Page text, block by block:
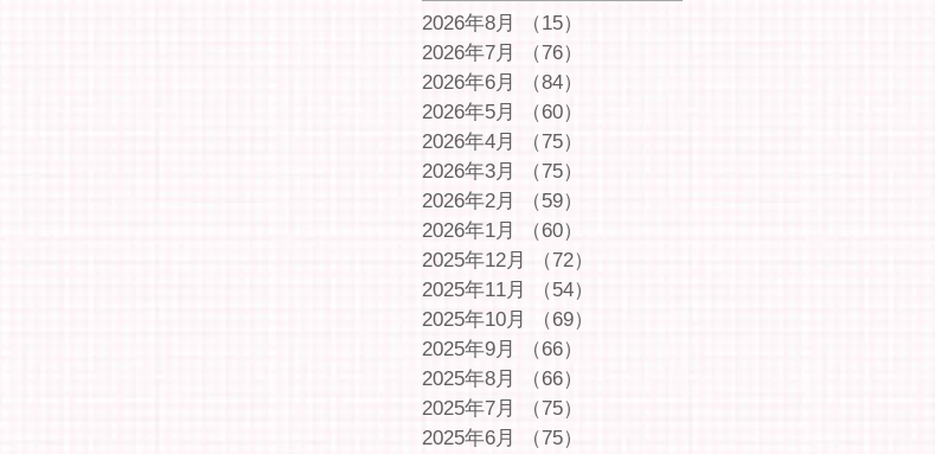
2026年8月 （15）
2026年7月
（76）
2026年6月
（84）
2026年5月
（60）
2026年4月
（75）
2026年3月
（75）
2026年2月
（59）
2026年1月
（60）
2025年12月
（72）
2025年11月
（54）
2025年10月
（69）
2025年9月
（66）
2025年8月
（66）
2025年7月
（75）
2025年6月
（75）